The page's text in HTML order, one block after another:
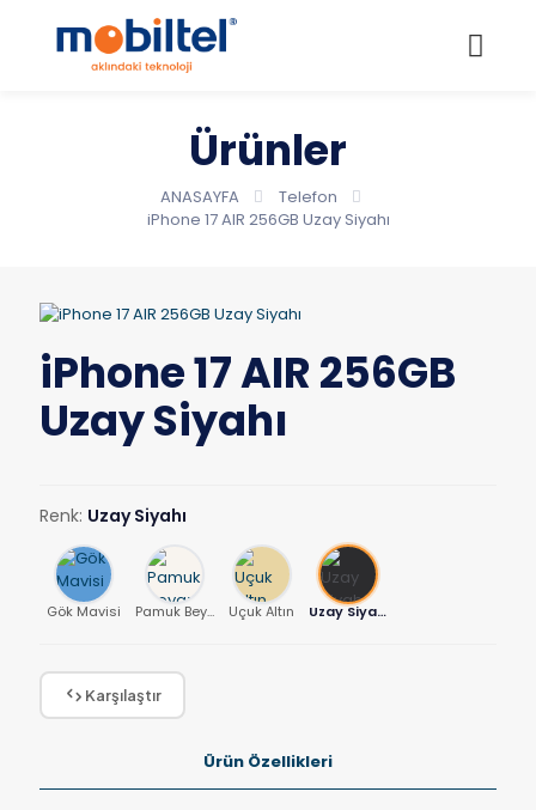
Ürünler
ANASAYFA
Telefon
iPhone 17 AIR 256GB Uzay Siyahı
iPhone 17 AIR 256GB
Uzay Siyahı
Renk: Uzay Siyahı
Gök Mavisi Pamuk Beyazı Uçuk Altın Uzay Siyahı
Karşılaştır
Ürün Özellikleri